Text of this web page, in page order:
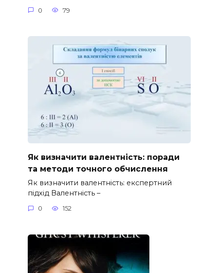
0 79
Як визначити валентність: поради
та методи точного обчислення
Як визначити валентність: експертний
підхід Валентність –
0 152